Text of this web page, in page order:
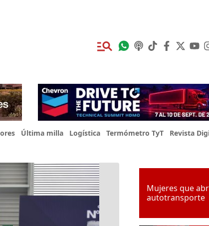
Última milla Logística Termómetro TyT Revista
Mujeres que
autotransporte